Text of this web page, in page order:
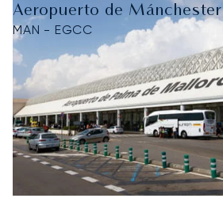
Aeropuerto de Mánchester
MAN - EGCC